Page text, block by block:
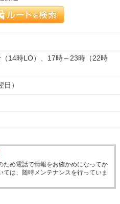
14時LO）、17時～23時（22時
）
ため電話で情報をお確かめになってか
は、随時メンテナンスを行っていま